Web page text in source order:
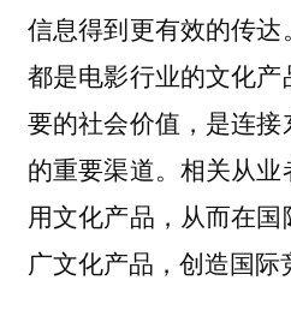
信息得到更有效的传达。
都是电影行业的文化
要的社会价值，是连
的重要渠道。相关从
用文化产品，从而在
广文化产品，创造国际